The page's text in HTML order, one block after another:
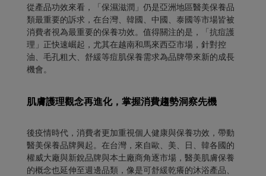
從產品功效來看，「保濕滋潤」仍是亞洲地區醫美保養品
類最重要的訴求，在台灣、韓國、中國、泰國等市場皆被
消費者視為最重要的保養功效。值得關注的是，「抗痘護
理」正快速崛起，尤其在越南和馬來西亞市場，針對控
油、毛孔粗大、舒緩等痘肌保養需求為品牌帶來新的成長
機會。
肌膚護理觀念再進化，掌握消費趨勢洞察先機
後疫情時代，消費者更加重視個人健康與保養功效，帶動
醫美保養品牌興起。在台灣，來自歐、美、日、韓各國的
權威大廠與新銳品牌與本土廠商角逐市場，醫美肌膚保養
的概念也延伸至週邊品類，像是可舒緩乾癢的沐浴產品、